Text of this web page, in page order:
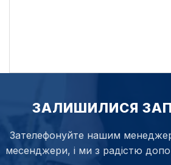
ЗАЛИШИЛИСЯ
Зателефонуйте нашим
месенджери, і ми з радістю